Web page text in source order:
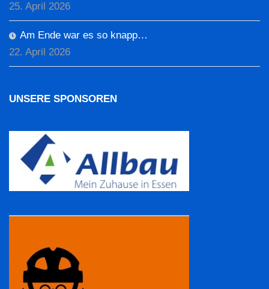
25. April 2026
Am Ende war es so knapp…
22. April 2026
UNSERE SPONSOREN